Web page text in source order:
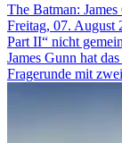
The Batman:
Freitag, 07. August
Part II“ nicht
James Gunn hat
Fragerunde mit